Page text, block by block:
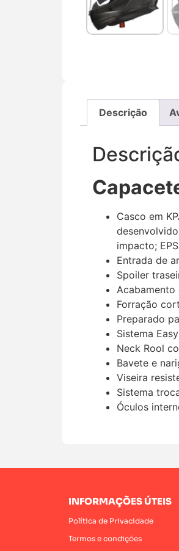
Descrição
Casco em
impacto;
Entrada de
Spoiler
Forração
Preparado
Sistema
Neck Rool
Bavete e
Viseira
Sistema
Óculos
INFORMAÇÕES ÚTEIS
Política de Privacidade
Termos e condições